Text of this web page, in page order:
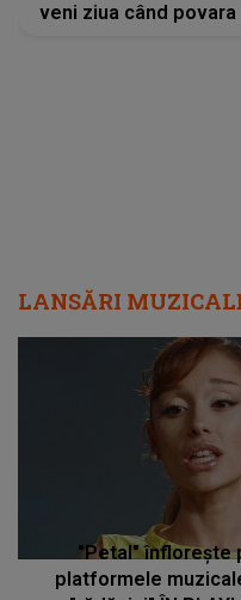
veni ziua când povara
LANSĂRI
"Petal" înflorește
platformele